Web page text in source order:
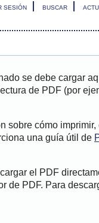
SESIÓN BUSCAR
se debe cargar
de PDF (por
sobre cómo
una guía útil de
el PDF
de PDF. Para